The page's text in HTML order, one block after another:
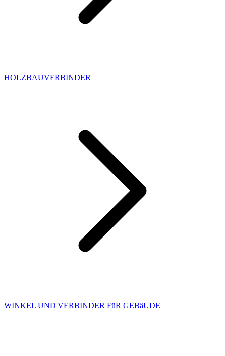
HOLZBAUVERBINDER
WINKEL UND VERBINDER FüR GEBäUDE